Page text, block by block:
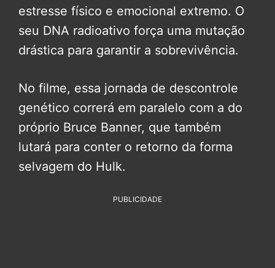
estresse físico e emocional extremo. O
seu DNA radioativo força uma mutação
drástica para garantir a sobrevivência.
No filme, essa jornada de descontrole
genético correrá em paralelo com a do
próprio Bruce Banner, que também
lutará para conter o retorno da forma
selvagem do Hulk.
PUBLICIDADE